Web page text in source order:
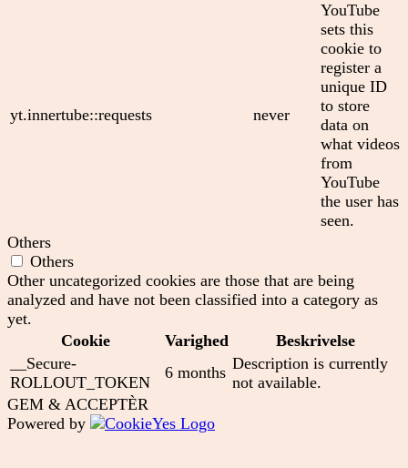
yt.innertube::requests never
YouTube
sets this
cookie to
register a
unique ID
to store
data on
what videos
from
YouTube
the user has
seen.
Others
Others
Other uncategorized cookies are those that are being
analyzed and have not been classified into a category as
yet.
Cookie
Varighed
Beskrivelse
__Secure-
ROLLOUT_TOKEN
6 months Description is currently
not available.
GEM & ACCEPTÈR
Powered by